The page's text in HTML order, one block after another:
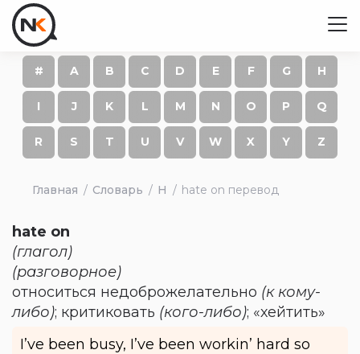
# A B C D E F G H
I J K L M N O P Q
R S T U V W X Y Z
Главная Словарь H hate on перевод
hate on
(глагол)
(разговорное)
относиться недоброжелательно (к кому-
либо); критиковать (кого-либо); «хейтить»
I’ve been busy, I’ve been workin’ hard so